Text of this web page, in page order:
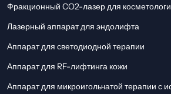
Фракционный CO2-лазер для
Лазерный аппарат для эндолифта
Аппарат для светодиодной терапии
Аппарат для RF-лифтинга кожи
Аппарат для микроигольчатой ​​терапии с